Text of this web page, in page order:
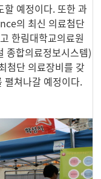
할 예정이다. 또한 과
의 최신 의료첨단
한림대학교의료원
종합의료정보시스템)
첨단 의료장비를 갖
펼쳐나갈 예정이다.